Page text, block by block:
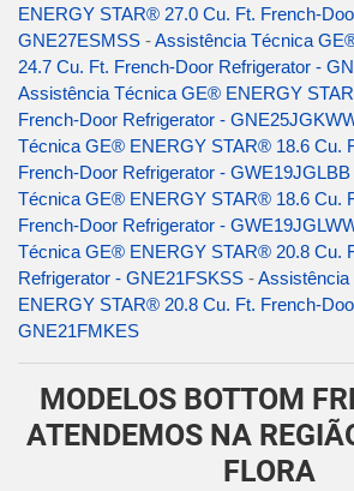
ENERGY STAR® 27.0 Cu. Ft. French-
GNE27ESMSS -Assistência Técnica
24.7 Cu. Ft. French-Door Refrigerator -
Assistência Técnica GE® ENERGY
French-Door Refrigerator -
Técnica GE® ENERGY STAR® 18.6 Cu.
French-Door Refrigerator - GWE19JGLBB
Técnica GE® ENERGY STAR® 18.6 Cu.
French-Door Refrigerator -
Técnica GE® ENERGY STAR® 20.8 Cu.
Refrigerator - GNE21FSKSS -
ENERGY STAR® 20.8 Cu. Ft. French-
GNE21FMKES
MODELOS BOTTOM
ATENDEMOS NA
FLORA